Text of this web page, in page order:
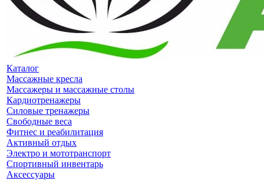
Каталог
Массажные кресла
Массажеры и массажные столы
Кардиотренажеры
Силовые тренажеры
Свободные веса
Фитнес и реабилитация
Активный отдых
Электро и мототранспорт
Спортивный инвентарь
Аксессуары